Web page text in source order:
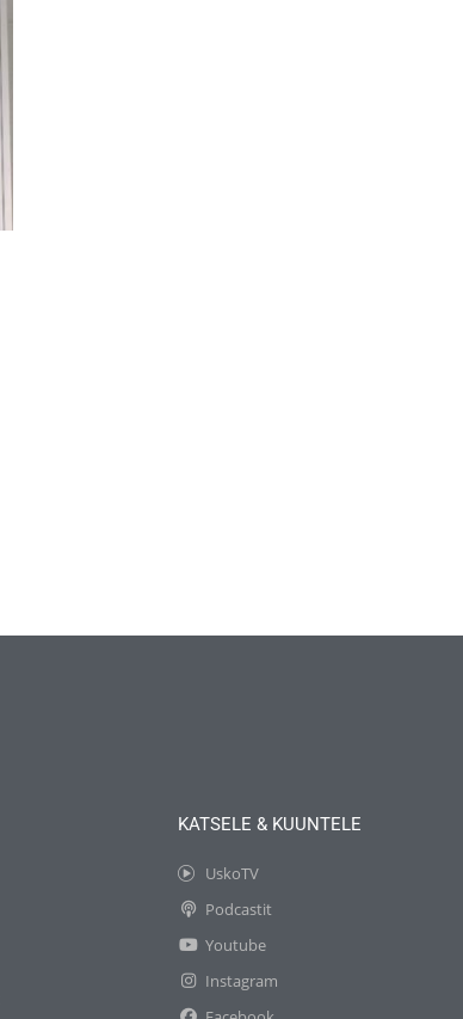
KATSELE & KUUNTELE
UskoTV
Podcastit
Youtube
Instagram